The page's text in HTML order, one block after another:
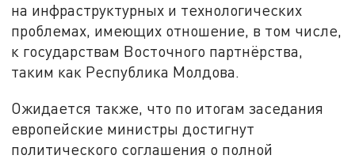
на инфраструктурных и технологических
проблемах, имеющих отношение, в том числе,
к государствам Восточного партнёрства,
таким как Республика Молдова.
Ожидается также, что по итогам заседания
европейские министры достигнут
политического соглашения о полной